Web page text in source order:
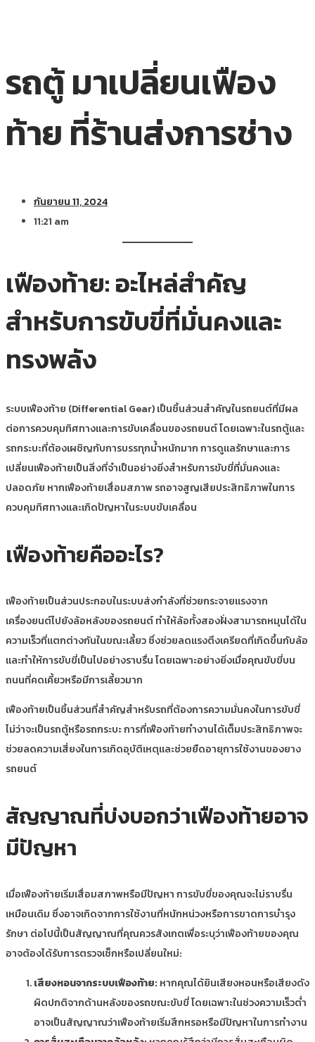
รถตู้ มาเปลี่ยนเฟือง
ท้าย ที่ร้านส่งการช่าง
กันยายน 11, 2024
11:21 am
เฟืองท้าย: อะไหล่สำคัญ
สำหรับการขับขี่ที่มั่นคงและ
ทรงพลัง
ระบบเฟืองท้าย (Differential Gear) เป็นชิ้นส่วนสำคัญในรถยนต์ที่มีผล
ต่อการควบคุมทิศทางและการขับเคลื่อนของรถยนต์ โดยเฉพาะในรถตู้และ
รถกระบะที่ต้องเผชิญกับการบรรทุกน้ำหนักมาก การดูแลรักษาและการ
เปลี่ยนเฟืองท้ายเป็นสิ่งที่จำเป็นอย่างยิ่งสำหรับการขับขี่ที่มั่นคงและ
ปลอดภัย หากเฟืองท้ายเสื่อมสภาพ รถอาจสูญเสียประสิทธิภาพในการ
ควบคุมทิศทางและเกิดปัญหาในระบบขับเคลื่อน
เฟืองท้ายคืออะไร?
เฟืองท้ายเป็นส่วนประกอบในระบบส่งกำลังที่ช่วยกระจายแรงจาก
เครื่องยนต์ไปยังล้อหลังของรถยนต์ ทำให้ล้อทั้งสองฝั่งสามารถหมุนได้ใน
ความเร็วที่แตกต่างกันในขณะเลี้ยว ซึ่งช่วยลดแรงตึงเครียดที่เกิดขึ้นกับล้อ
และทำให้การขับขี่เป็นไปอย่างราบรื่น โดยเฉพาะอย่างยิ่งเมื่อคุณขับขี่บน
ถนนที่คดเคี้ยวหรือมีการเลี้ยวมาก
เฟืองท้ายเป็นชิ้นส่วนที่สำคัญสำหรับรถที่ต้องการความมั่นคงในการขับขี่
ไม่ว่าจะเป็นรถตู้หรือรถกระบะ การที่เฟืองท้ายทำงานได้เต็มประสิทธิภาพจะ
ช่วยลดความเสี่ยงในการเกิดอุบัติเหตุและช่วยยืดอายุการใช้งานของยาง
รถยนต์
สัญญาณที่บ่งบอกว่าเฟืองท้ายอาจ
มีปัญหา
เมื่อเฟืองท้ายเริ่มเสื่อมสภาพหรือมีปัญหา การขับขี่ของคุณจะไม่ราบรื่น
เหมือนเดิม ซึ่งอาจเกิดจากการใช้งานที่หนักหน่วงหรือการขาดการบำรุง
รักษา ต่อไปนี้เป็นสัญญาณที่คุณควรสังเกตเพื่อระบุว่าเฟืองท้ายของคุณ
อาจต้องได้รับการตรวจเช็กหรือเปลี่ยนใหม่:
เสียงหอนจากระบบเฟืองท้าย: หากคุณได้ยินเสียงหอนหรือเสียงดัง
ผิดปกติจากด้านหลังของรถขณะขับขี่ โดยเฉพาะในช่วงความเร็วต่ำ
อาจเป็นสัญญาณว่าเฟืองท้ายเริ่มสึกหรอหรือมีปัญหาในการทำงาน